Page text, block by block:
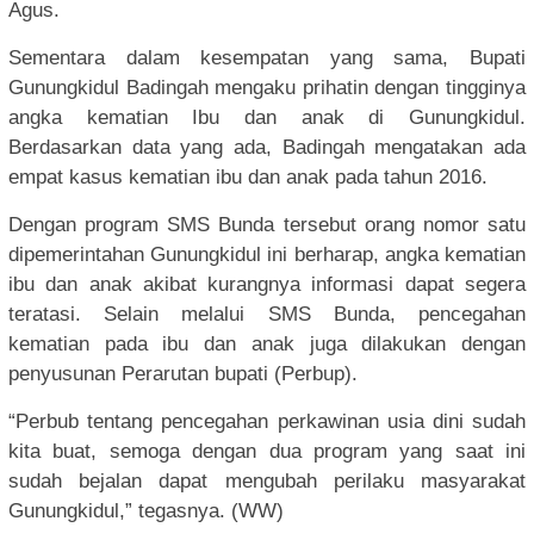
Agus.
Sementara dalam kesempatan yang sama, Bupati
Gunungkidul Badingah mengaku prihatin dengan tingginya
angka kematian Ibu dan anak di Gunungkidul.
Berdasarkan data yang ada, Badingah mengatakan ada
empat kasus kematian ibu dan anak pada tahun 2016.
Dengan program SMS Bunda tersebut orang nomor satu
dipemerintahan Gunungkidul ini berharap, angka kematian
ibu dan anak akibat kurangnya informasi dapat segera
teratasi. Selain melalui SMS Bunda, pencegahan
kematian pada ibu dan anak juga dilakukan dengan
penyusunan Perarutan bupati (Perbup).
“Perbub tentang pencegahan perkawinan usia dini sudah
kita buat, semoga dengan dua program yang saat ini
sudah bejalan dapat mengubah perilaku masyarakat
Gunungkidul,” tegasnya. (WW)